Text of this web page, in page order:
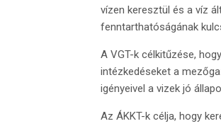
vízen keresztül és a víz
fenntarthatóságának
A VGT-k célkitűzése,
intézkedéseket a
igényeivel a vizek jó
Az ÁKKT-k célja, hogy